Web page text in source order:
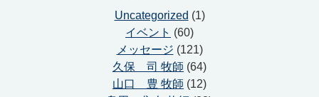
Uncategorized (1)
イベント (60)
メッセージ (121)
久保 司 牧師 (64)
山口 豊 牧師 (12)